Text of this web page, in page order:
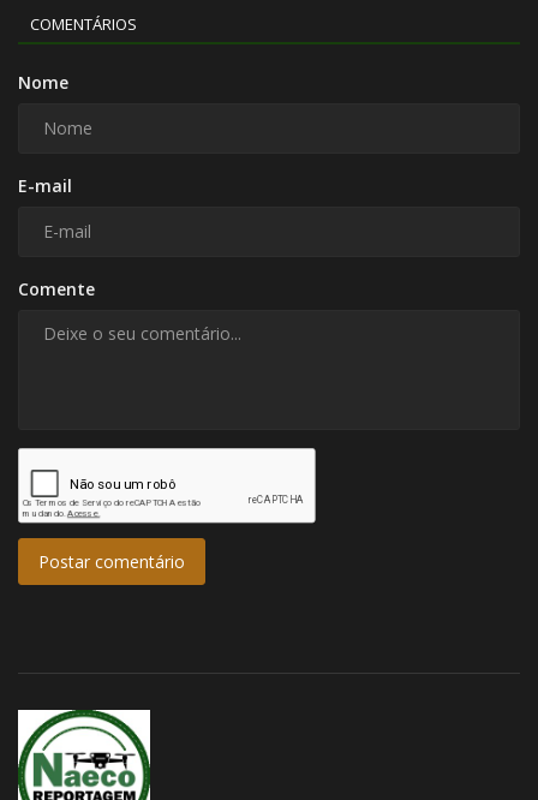
COMENTÁRIOS
Nome
E-mail
Comente
Postar comentário